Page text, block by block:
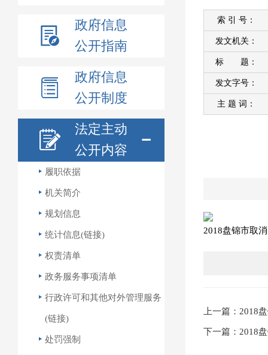
政府信息
公开指南
政府信息
公开制度
法定主动
公开内容
履职依据
机关简介
规划信息
统计信息(链接)
权责清单
政务服务事项清单
行政许可和其他对外管理服务
(链接)
处罚强制
索 引 号：
发文机关：
标 题：
发文字号：
主 题 词：
2018盘锦市取
上一篇：2018
下一篇：2018